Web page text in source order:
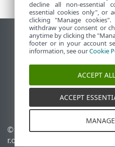
데스크톱 사이트 보기
End of Life
ESET 지식 베이스
ESET Status Portal
국가별 지원
© 1992 - 2025 ESET, spol. s
r.o. - All rights reserved.
decline all non-essential
essential cookies only", or
clicking "Manage
withdraw your consent or
anytime by clicking the
footer or in your account
information, see ourCookie
ACCEPT
ACCEPT